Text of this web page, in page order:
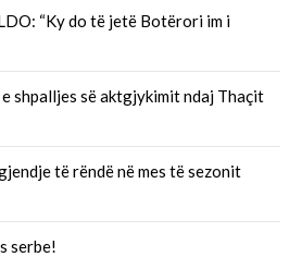
“Ky do të jetë Botërori im i
shpalljes së aktgjykimit ndaj Thaçit
të rëndë në mes të sezonit
serbe!